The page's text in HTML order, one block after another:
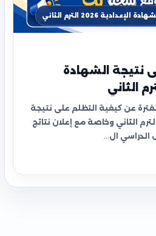
2026 الترم الثاني
نتيجة الشهادة
عن كيفية التظلم على نتيجة
الإعدادية 2026 الترم الثاني وخاصة مع إعلان نتائج
الدراسي ال…